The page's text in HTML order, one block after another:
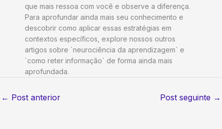
que mais ressoa com você e observe a diferença.
Para aprofundar ainda mais seu conhecimento e
descobrir como aplicar essas estratégias em
contextos específicos, explore nossos outros
artigos sobre `neurociência da aprendizagem` e
`como reter informação` de forma ainda mais
aprofundada.
← Post anterior Post seguinte →